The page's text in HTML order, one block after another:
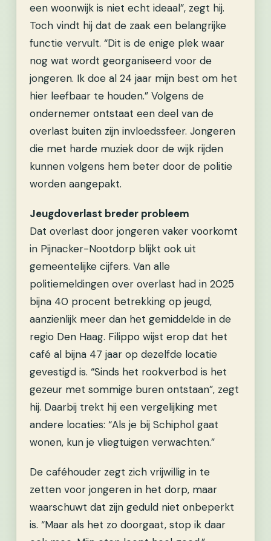
een woonwijk is niet echt ideaal”, zegt hij.
Toch vindt hij dat de zaak een belangrijke
functie vervult. “Dit is de enige plek waar
nog wat wordt georganiseerd voor de
jongeren. Ik doe al 24 jaar mijn best om het
hier leefbaar te houden.” Volgens de
ondernemer ontstaat een deel van de
overlast buiten zijn invloedssfeer. Jongeren
die met harde muziek door de wijk rijden
kunnen volgens hem beter door de politie
worden aangepakt.
Jeugdoverlast breder probleem
Dat overlast door jongeren vaker voorkomt
in Pijnacker-Nootdorp blijkt ook uit
gemeentelijke cijfers. Van alle
politiemeldingen over overlast had in 2025
bijna 40 procent betrekking op jeugd,
aanzienlijk meer dan het gemiddelde in de
regio Den Haag. Filippo wijst erop dat het
café al bijna 47 jaar op dezelfde locatie
gevestigd is. “Sinds het rookverbod is het
gezeur met sommige buren ontstaan”, zegt
hij. Daarbij trekt hij een vergelijking met
andere locaties: “Als je bij Schiphol gaat
wonen, kun je vliegtuigen verwachten.”
De caféhouder zegt zich vrijwillig in te
zetten voor jongeren in het dorp, maar
waarschuwt dat zijn geduld niet onbeperkt
is. “Maar als het zo doorgaat, stop ik daar